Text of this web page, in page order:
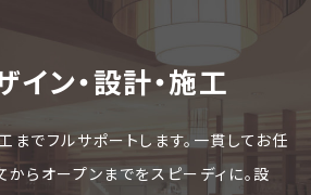
イン・設計・施⼯
までフルサポートします。一貫してお任
からオープンまでをスピーディに。設